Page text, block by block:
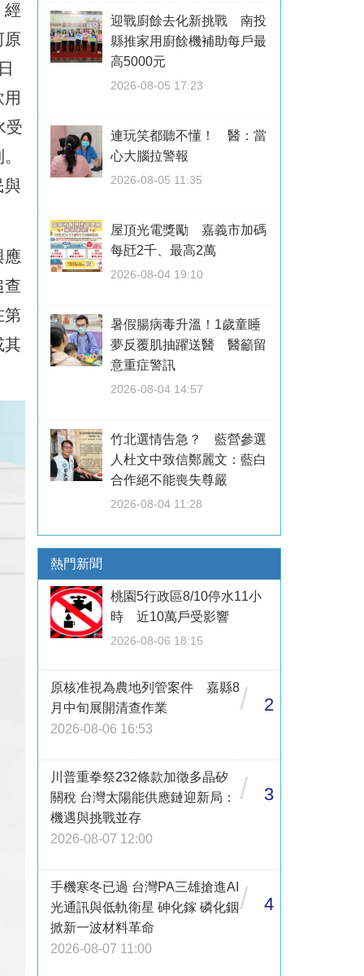
經
原
受
與
應
查
第
其
迎戰廚餘去化新挑戰 南投
縣推家用廚餘機補助每戶最
高5000元
2026-08-05 17:23
連玩笑都聽不懂！ 醫：當
心大腦拉警報
2026-08-05 11:35
屋頂光電獎勵 嘉義市加碼
每瓩2千、最高2萬
2026-08-04 19:10
暑假腸病毒升溫！1歲童睡
夢反覆肌抽躍送醫 醫籲留
意重症警訊
2026-08-04 14:57
竹北選情告急？ 藍營參選
人杜文中致信鄭麗文：藍白
合作絕不能喪失尊嚴
2026-08-04 11:28
熱門新聞
桃園5行政區8/10停水11小
時 近10萬戶受影響
2026-08-06 18:15
原核准視為農地列管案件 嘉縣8
月中旬展開清查作業
2026-08-06 16:53
/ 2
川普重拳祭232條款加徵多晶矽
關稅 台灣太陽能供應鏈迎新局：
機遇與挑戰並存
2026-08-07 12:00
/ 3
手機寒冬已過 台灣PA三雄搶進AI
光通訊與低軌衛星 砷化鎵 磷化銦
掀新一波材料革命
2026-08-07 11:00
/ 4